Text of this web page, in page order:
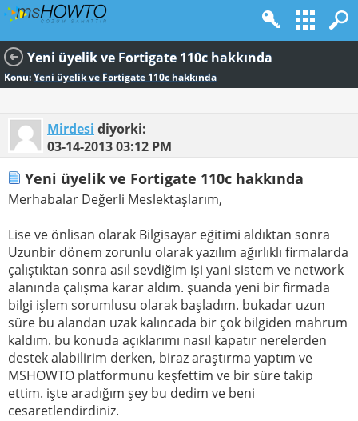
Yeni üyelik ve Fortigate 110c hakkında
Konu:Yeni üyelik ve Fortigate 110c hakkında
Mirdesi diyorki:
03-14-201303:12 PM
Yeni üyelik ve Fortigate 110c hakkında
Merhabalar Değerli Meslektaşlarım,
Lise ve önlisan olarak Bilgisayar eğitimi aldıktan sonra
Uzunbir dönem zorunlu olarak yazılım ağırlıklı firmalarda
çalıştıktan sonra asıl sevdiğim işi yani sistem ve network
alanında çalışma karar aldım. şuanda yeni bir firmada
bilgi işlem sorumlusu olarak başladım. bukadar uzun
süre bu alandan uzak kalıncada bir çok bilgiden mahrum
kaldım. bu konuda açıklarımı nasıl kapatır nerelerden
destek alabilirim derken, biraz araştırma yaptım ve
MSHOWTO platformunu keşfettim ve bir süre takip
ettim. işte aradığım şey bu dedim ve beni
cesaretlendirdiniz.